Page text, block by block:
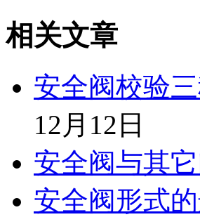
相关文章
安全阀校验
12月12日
安全阀与其
安全阀形式